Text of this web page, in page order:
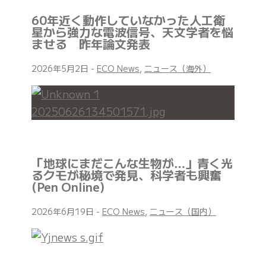
60年近く動作していなかった人工衛
星から強力な電波信号、天文学者を悩
ませる 昨年論文発表
2026年5月2日 - ECO News, ニュース（海外）
「地球にまだこんな生物が…」青く光
るクモが秘境で発見、科学者も興奮
(Pen Online)
2026年6月19日 - ECO News, ニュース（国内）